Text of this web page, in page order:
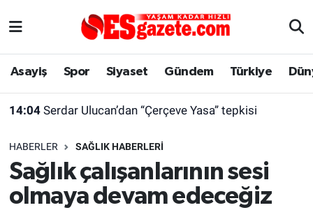
Asayiş Spor Siyaset Gündem Türkiye
14:04 Serdar Ulucan’dan “Çerçeve Yasa” tepkisi
HABERLER SAĞLIK HABERLERI
Sağlık çalışanlarının sesi
olmaya devam edeceğiz
Asayiş
Gündem
Türkiye
Yaşam
Eskişehirspor Arşivi
Eskişehir Arşivi
Eskişehir Nöbetçi Eczaneler
Süper Lig Puan Durumu ve Fikstür
Tüm Manşetler